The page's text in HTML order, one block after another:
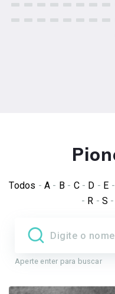
Todos -A - B - C- D - E -
- R - S -
Aperte enter para buscar